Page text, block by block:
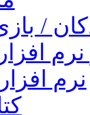
/
افزار
نرم